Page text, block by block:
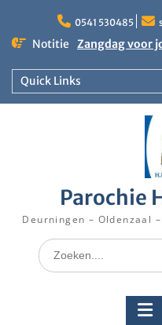
content
0541 530485
Notitie
Zangdag voor
Denekamp
Uitnodiging
Quick Links
Parochie
Deurningen – Oldenzaal
Search
for: